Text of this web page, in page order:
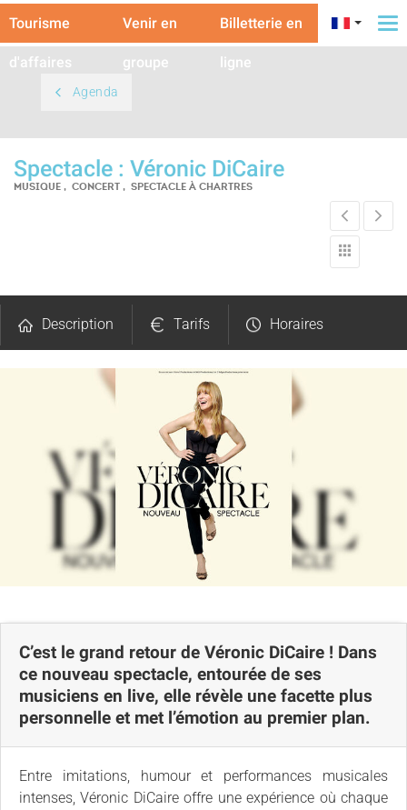
Tourisme
d'affaires
Venir en
groupe
Billetterie en
ligne
Agenda
Spectacle : Véronic DiCaire
MUSIQUE , CONCERT , SPECTACLE À CHARTRES
Description Tarifs Horaires
Avis Carte
C’est le grand retour de Véronic DiCaire ! Dans
ce nouveau spectacle, entourée de ses
musiciens en live, elle révèle une facette plus
personnelle et met l’émotion au premier plan.
Entre imitations, humour et performances musicales
intenses, Véronic DiCaire offre une expérience où chaque